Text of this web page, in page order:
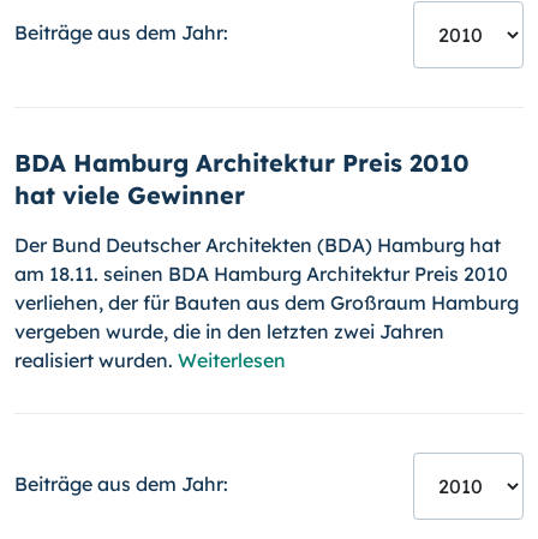
Beiträge aus dem Jahr:
BDA Hamburg Architektur Preis 2010
hat viele Gewinner
Der Bund Deutscher Architekten (BDA) Hamburg hat
am 18.11. seinen BDA Hamburg Architektur Preis 2010
verliehen, der für Bauten aus dem Großraum Hamburg
vergeben wurde, die in den letzten zwei Jahren
realisiert wurden. Weiterlesen
Beiträge aus dem Jahr: